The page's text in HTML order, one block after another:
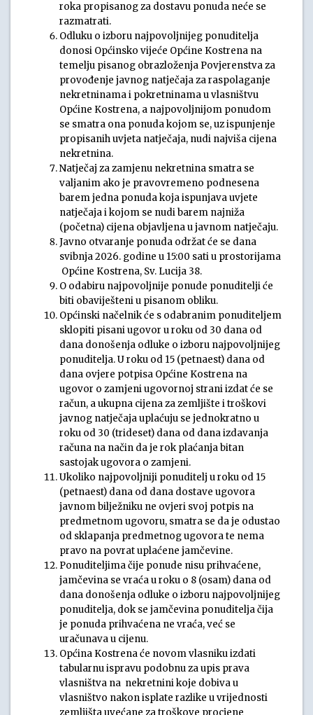
roka propisanog za dostavu ponuda neće se
razmatrati.
Odluku o izboru najpovoljnijeg ponuditelja
donosi Općinsko vijeće Općine Kostrena na
temelju pisanog obrazloženja Povjerenstva za
provođenje javnog natječaja za raspolaganje
nekretninama i pokretninama u vlasništvu
Općine Kostrena, a najpovoljnijom ponudom
se smatra ona ponuda kojom se, uz ispunjenje
propisanih uvjeta natječaja, nudi najviša cijena
nekretnina.
Natječaj za zamjenu nekretnina smatra se
valjanim ako je pravovremeno podnesena
barem jedna ponuda koja ispunjava uvjete
natječaja i kojom se nudi barem najniža
(početna) cijena objavljena u javnom natječaju.
Javno otvaranje ponuda održat će se dana
svibnja 2026. godine u 15:00 sati u prostorijama
Općine Kostrena, Sv. Lucija 38.
O odabiru najpovoljnije ponude ponuditelji će
biti obaviješteni u pisanom obliku.
Općinski načelnik će s odabranim ponuditeljem
sklopiti pisani ugovor u roku od 30 dana od
dana donošenja odluke o izboru najpovoljnijeg
ponuditelja. U roku od 15 (petnaest) dana od
dana ovjere potpisa Općine Kostrena na
ugovor o zamjeni ugovornoj strani izdat će se
račun, a ukupna cijena za zemljište i troškovi
javnog natječaja uplaćuju se jednokratno u
roku od 30 (trideset) dana od dana izdavanja
računa na način da je rok plaćanja bitan
sastojak ugovora o zamjeni.
Ukoliko najpovoljniji ponuditelj u roku od 15
(petnaest) dana od dana dostave ugovora
javnom bilježniku ne ovjeri svoj potpis na
predmetnom ugovoru, smatra se da je odustao
od sklapanja predmetnog ugovora te nema
pravo na povrat uplaćene jamčevine.
Ponuditeljima čije ponude nisu prihvaćene,
jamčevina se vraća u roku o 8 (osam) dana od
dana donošenja odluke o izboru najpovoljnijeg
ponuditelja, dok se jamčevina ponuditelja čija
je ponuda prihvaćena ne vraća, već se
uračunava u cijenu.
Općina Kostrena će novom vlasniku izdati
tabularnu ispravu podobnu za upis prava
vlasništva na nekretnini koje dobiva u
vlasništvo nakon isplate razlike u vrijednosti
zemljišta uvećane za troškove procjene